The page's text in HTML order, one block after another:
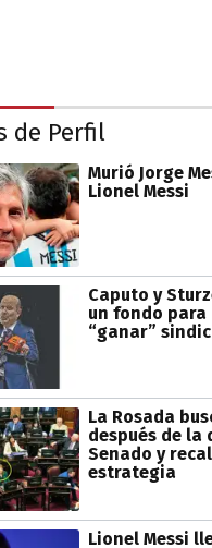
de Perfil
Murió Jorge
Lionel Messi
Caputo y
un fondo para
“ganar”
La Rosada
después de la
Senado y
estrategia
Lionel Messi